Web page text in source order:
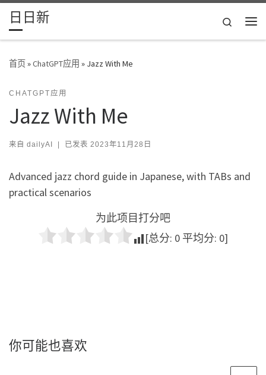
Skip to content
日日新
Search
首页»ChatGPT应用 » Jazz With Me
CHATGPT应用
Jazz With Me
来自 dailyAI | 已发表 2023年11月28日
Advanced jazz chord guide in Japanese, with TABs and
practical scenarios
为此项目打分吧
[总分: 0 平均分: 0]
你可能也喜欢